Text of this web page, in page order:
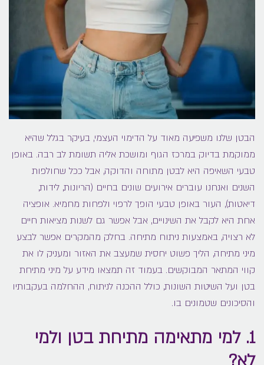
הבטן שלנו משפיעה מאוד על הדימוי העצמי, בעיקר בגלל שהיא
ממוקמת בדיוק במרכז הגוף ומושכת אליה תשומת לב רבה. באופן
טבעי השאיפה היא לבטן מתוחה והדוקה, אבל ככל שחולפות
השנים ואנחנו עוברים אירועים שונים בחיים (הריונות, לידות,
דיאטות), העור באופן טבעי הופך לרפוי ולפחות מחמיא. אופציה
אחת היא לקבל את השינויים, אבל אפשר גם לשנות מציאות חיים
לא רצויה, באמצעות ניתוח מתיחה. בחלק מהמקרים אפשר לבצע
מיני מתיחה, הליך פשוט יחסית שמעצב את האזור ומעניק לו את
קווי המתאר המבוקשים. בעמוד זה תמצאו מידע על מיני מתיחת
בטן ועל השיטות השונות, כולל ההכנה לניתוח, ההחלמה בעקבותיו
והסיכונים שטמונים בו.
1. למי מתאימה מתיחת בטן ולמי